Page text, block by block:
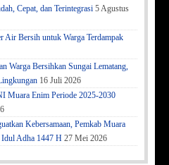
Cepat, dan Terintegrasi 5 Agustus
Air Bersih untuk Warga Terdampak
Warga Bersihkan Sungai Lematang,
16 Juli 2026
Muara Enim Periode 2025-2030
Kebersamaan, Pemkab Muara
Adha 1447 H 27 Mei 2026